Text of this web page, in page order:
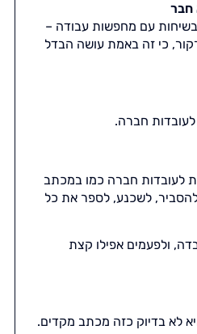
חבר
בשיחות עם מחפשות עבודה –
כי זה באמת עושה הבדל
לעובדות חברה.
לעובדות חברה כמו במכתב
לשכנע, לספר את כל
ולפעמים אפילו קצת
לא בדיוק כזה מכתב מקדים.